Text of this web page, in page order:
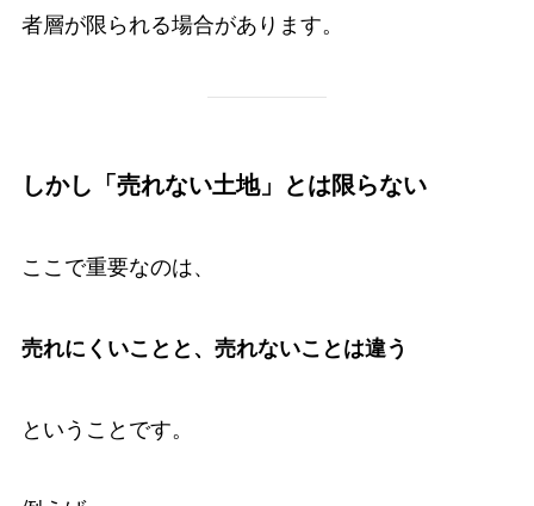
者層が限られる場合があります。
しかし「売れない土地」とは限らない
ここで重要なのは、
売れにくいことと、売れないことは違う
ということです。